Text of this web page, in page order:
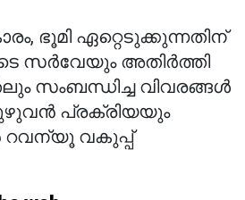
ഭൂമി ഏറ്റെടുക്കുന്നതിന്
സർവേയും അതിർത്തി
സംബന്ധിച്ച വിവരങ്ങൾ
മുഴുവൻ പ്രക്രിയയും
റവന്യൂ വകുപ്പ്